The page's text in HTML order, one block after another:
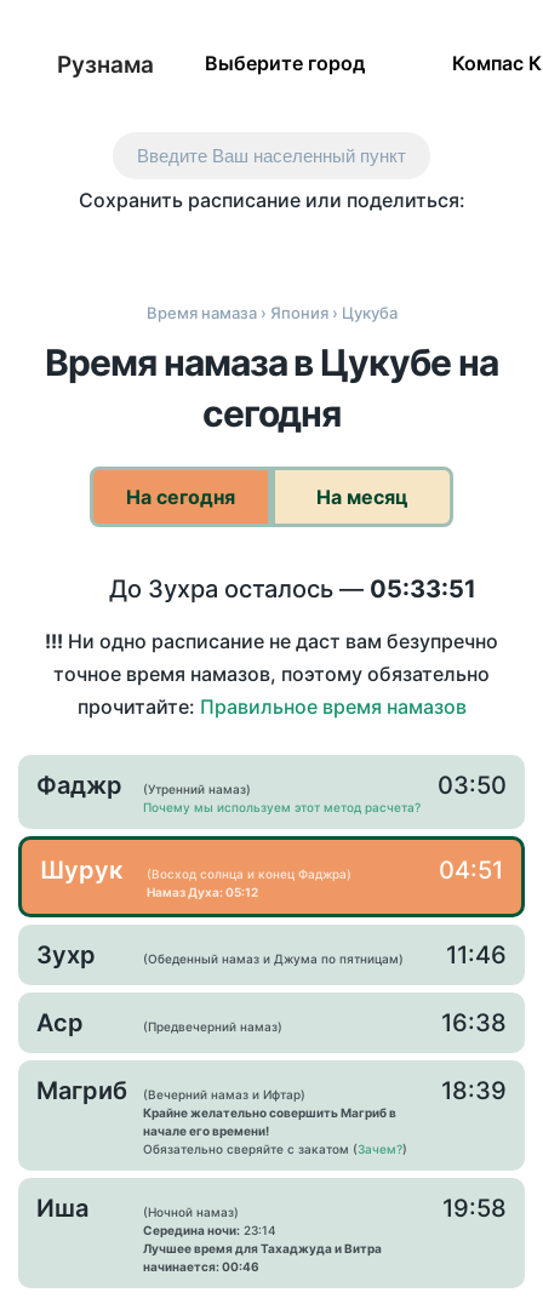
Рузнама Выберите город Компас
Введите Ваш населенный пункт
Сохранить расписание или поделиться:
Время намаза› Япония› Цукуба
Время намаза в Цукубе на
сегодня
На сегодня На месяц
До Зухра осталось — 05:33:51
!!! Ни одно расписание не даст вам безупречно
точное время намазов, поэтому обязательно
прочитайте: Правильное время намазов
Фаджр
(Утренний намаз)
Почему мы используем этот метод расчета?
03:50
Шурук
(Восход солнца и конец Фаджра)
Намаз Духа: 05:12
04:51
Зухр (Обеденный намаз и Джума по пятницам) 11:46
Аср (Предвечерний намаз) 16:38
Магриб
(Вечерний намаз и Ифтар)
Крайне желательно совершить Магриб в
начале его времени!
Обязательно сверяйте с закатом (Зачем?)
18:39
Иша
(Ночной намаз)
Середина ночи: 23:14
Лучшее время для Тахаджуда и Витра
начинается: 00:46
19:58